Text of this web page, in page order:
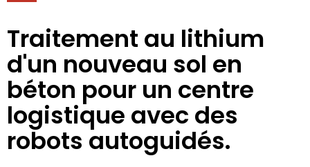
Traitement au lithium
d'un nouveau sol en
béton pour un centre
logistique avec des
robots autoguidés.